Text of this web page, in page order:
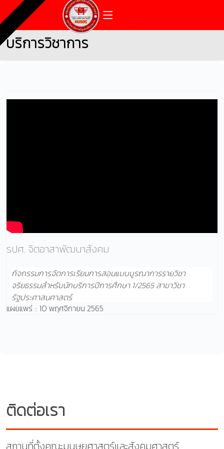
บริการวิชาการ
รปศ. จิตอาสาพัฒนาสังคม
กิจกรรมการจัดการเรียนการสอนแบบบูรณาการรายวิชา
จริยธรรมสำหรับนักบริการปีการศึกษา 1/2565 สาขาวิชา
รัฐประศาสนศาสตร์
แผยแพร่ :: 10 พฤศจิกายน 2565
ติดต่อเรา